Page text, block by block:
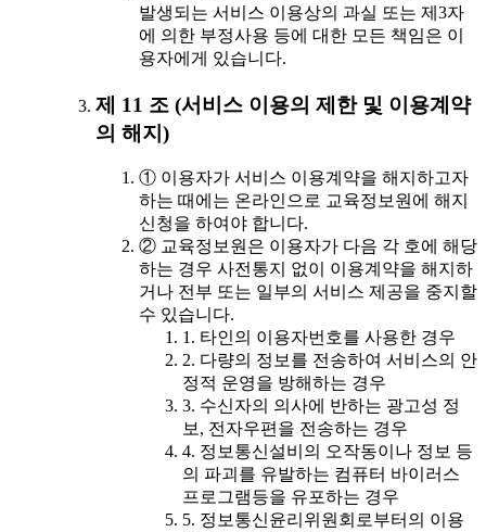
발생되는 서비스 이용상의 과실 또는 제3자
에 의한 부정사용 등에 대한 모든 책임은 이
용자에게 있습니다.
제 11 조 (서비스 이용의 제한 및 이용계약
의 해지)
① 이용자가 서비스 이용계약을 해지하고자
하는 때에는 온라인으로 교육정보원에 해지
신청을 하여야 합니다.
② 교육정보원은 이용자가 다음 각 호에 해당
하는 경우 사전통지 없이 이용계약을 해지하
거나 전부 또는 일부의 서비스 제공을 중지할
수 있습니다.
1. 타인의 이용자번호를 사용한 경우
2. 다량의 정보를 전송하여 서비스의 안
정적 운영을 방해하는 경우
3. 수신자의 의사에 반하는 광고성 정
보, 전자우편을 전송하는 경우
4. 정보통신설비의 오작동이나 정보 등
의 파괴를 유발하는 컴퓨터 바이러스
프로그램등을 유포하는 경우
5. 정보통신윤리위원회로부터의 이용